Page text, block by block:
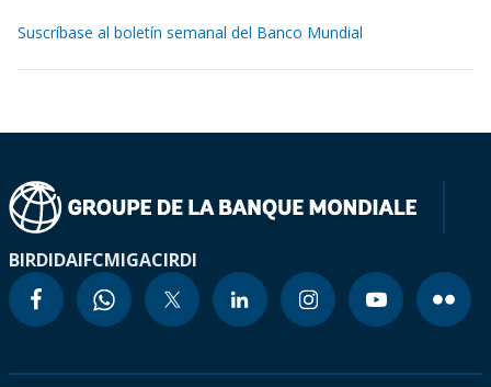
Suscríbase al boletín semanal del Banco Mundial
BIRDIDAIFCMIGACIRDI